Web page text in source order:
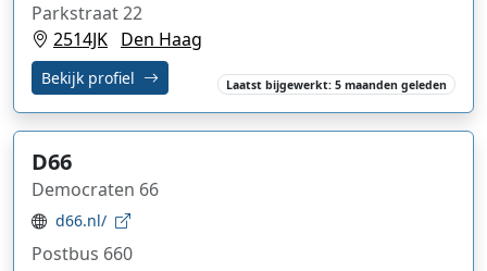
Parkstraat 22
2514JK Den Haag
Bekijk profiel Laatst bijgewerkt: 5 maanden geleden
D66
Democraten 66
d66.nl/
Postbus 660